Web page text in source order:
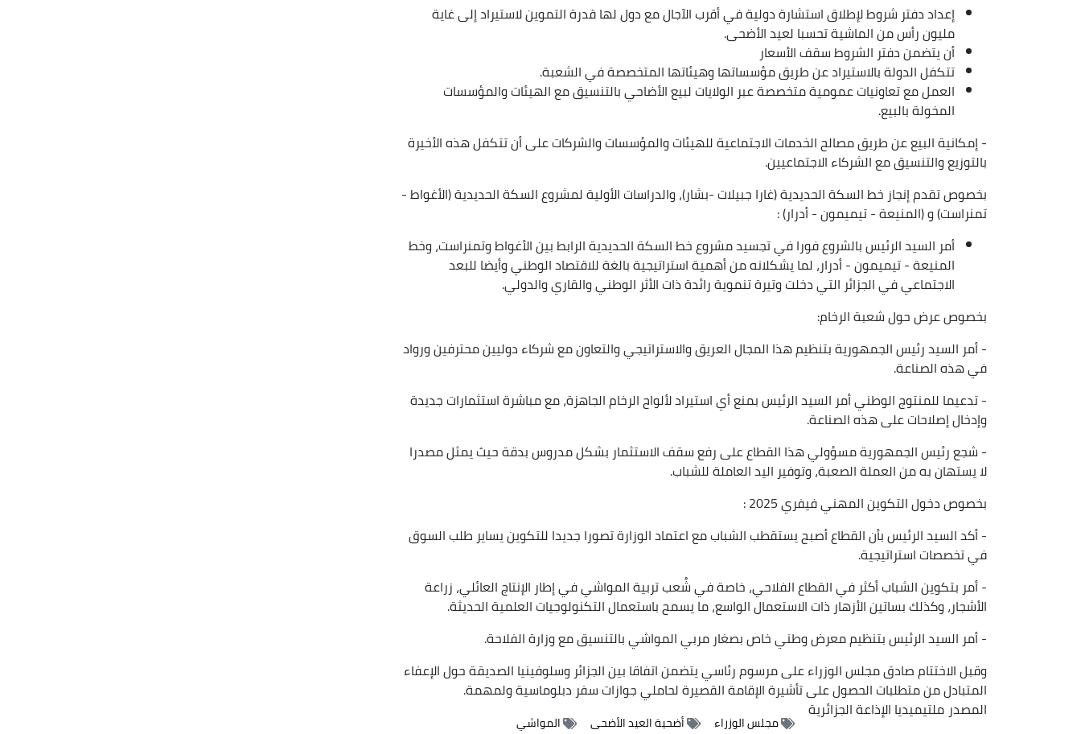
إعداد دفتر شروط لإطلاق استشارة دولية في أقرب الآجال مع دول لها قدرة التموين لاستيراد إلى غاية
مليون رأس من الماشية تحسبا لعيد الأضحى.
أن يتضمن دفتر الشروط سقف الأسعار
تتكفل الدولة بالاستيراد عن طريق مؤسساتها وهيئاتها المتخصصة في الشعبة.
العمل مع تعاونيات عمومية متخصصة عبر الولايات لبيع الأضاحي بالتنسيق مع الهيئات والمؤسسات
المخولة بالبيع.
- إمكانية البيع عن طريق مصالح الخدمات الاجتماعية للهيئات والمؤسسات والشركات على أن تتكفل هذه الأخيرة
بالتوزيع والتنسيق مع الشركاء الاجتماعيين.
بخصوص تقدم إنجاز خط السكة الحديدية (غارا جبيلات -بشار)، والدراسات الأولية لمشروع السكة الحديدية (الأغواط -
تمنراست) و (المنيعة - تيميمون - أدرار) :
أمر السيد الرئيس بالشروع فورا في تجسيد مشروع خط السكة الحديدية الرابط بين الأغواط وتمنراست، وخط
المنيعة - تيميمون - أدرار، لما يشكلانه من أهمية استراتيجية بالغة للاقتصاد الوطني وأيضا للبعد
الاجتماعي في الجزائر التي دخلت وتيرة تنموية رائدة ذات الأثر الوطني والقاري والدولي.
بخصوص عرض حول شعبة الرخام:
- أمر السيد رئيس الجمهورية بتنظيم هذا المجال العريق والاستراتيجي والتعاون مع شركاء دوليين محترفين ورواد
في هذه الصناعة.
- تدعيما للمنتوج الوطني أمر السيد الرئيس بمنع أي استيراد لألواح الرخام الجاهزة، مع مباشرة استثمارات جديدة
وإدخال إصلاحات على هذه الصناعة.
- شجع رئيس الجمهورية مسؤولي هذا القطاع على رفع سقف الاستثمار بشكل مدروس بدقة حيث يمثل مصدرا
لا يستهان به من العملة الصعبة، وتوفير اليد العاملة للشباب.
بخصوص دخول التكوين المهني فيفري 2025 :
- أكد السيد الرئيس بأن القطاع أصبح يستقطب الشباب مع اعتماد الوزارة تصورا جديدا للتكوين يساير طلب السوق
في تخصصات استراتيجية.
- أمر بتكوين الشباب أكثر في القطاع الفلاحي، خاصة في شُعب تربية المواشي في إطار الإنتاج العائلي، زراعة
الأشجار، وكذلك بساتين الأزهار ذات الاستعمال الواسع، ما يسمح باستعمال التكنولوجيات العلمية الحديثة.
- أمر السيد الرئيس بتنظيم معرض وطني خاص بصغار مربي المواشي بالتنسيق مع وزارة الفلاحة.
وقبل الاختتام صادق مجلس الوزراء على مرسوم رئاسي يتضمن اتفاقا بين الجزائر وسلوفينيا الصديقة حول الإعفاء
المتبادل من متطلبات الحصول على تأشيرة الإقامة القصيرة لحاملي جوازات سفر دبلوماسية ولمهمة.
المصدر ملتيميديا الإذاعة الجزائرية
مجلس الوزراء أضحية العيد الأضحى المواشي